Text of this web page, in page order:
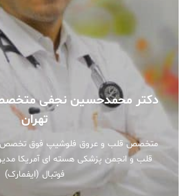
دکتر محمدحسین نجفی
تهران
متخصص قلب و عروق فلوشیپ فوق تخصص
قلب و انجمن پزشکی هسته ای آمریکا
فوتبال (ایفمارک)